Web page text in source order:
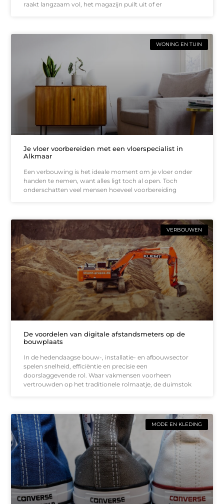
raakt langzaam vol, het magazijn puilt uit of er
WONING EN TUIN
Je vloer voorbereiden met een vloerspecialist in
Alkmaar
Een verbouwing is het ideale moment om je vloer onder
handen te nemen, want alles ligt toch al open. Toch
onderschatten veel mensen hoeveel voorbereiding
VERBOUWEN
De voordelen van digitale afstandsmeters op de
bouwplaats
In de hedendaagse bouw-, installatie- en afbouwsector
spelen snelheid, efficiëntie en precisie een
doorslaggevende rol. Waar vakmensen voorheen
vertrouwden op het traditionele rolmaatje, de duimstok
MODE EN KLEDING